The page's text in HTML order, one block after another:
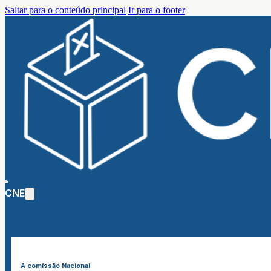
Saltar para o conteúdo principal Ir para o footer
CNE
A comissão Nacional